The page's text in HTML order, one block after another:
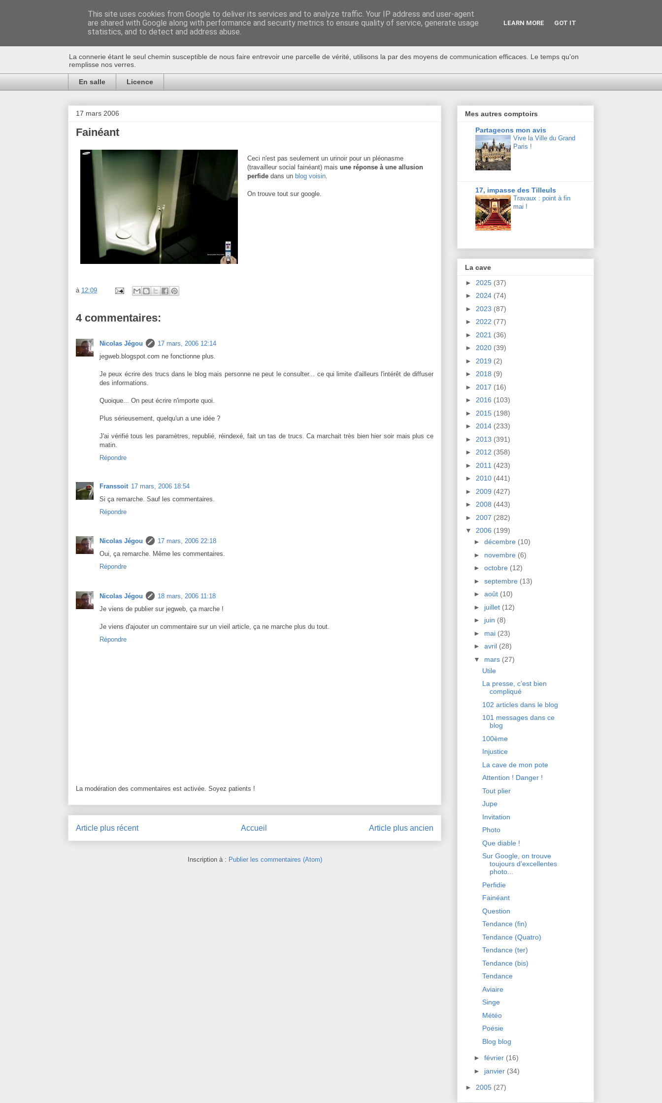
Au bistro !
La connerie étant le seul chemin susceptible de nous faire entrevoir une parcelle de vérité, utilisons la par des moyens de communication efficaces. Le temps qu'on
remplisse nos verres.
En salle Licence
17 mars 2006
Fainéant
Ceci n'est pas seulement un urinoir pour un pléonasme
(travailleur social fainéant) mais une réponse à une allusion
perfide dans un blog voisin
On trouve tout sur google.
à 12:09
4 commentaires:
Nicolas Jégou
17 mars, 2006 12:14
jegweb.blogspot.com ne fonctionne plus.
Je peux écrire des trucs dans le blog mais personne ne peut le consulter... ce qui limite d'ailleurs l'intérêt de diffuser
des informations.
Quoique... On peut écrire n'importe quoi.
Plus sérieusement, quelqu'un a une idée ?
J'ai vérifié tous les paramètres, republié, réindexé, fait un tas de trucs. Ca marchait très bien hier soir mais plus ce
matin.
Répondre
Franssoit 17 mars, 2006 18:54
Si ça remarche. Sauf les commentaires.
Répondre
Nicolas Jégou
17 mars, 2006 22:18
Oui, ça remarche. Même les commentaires.
Répondre
Nicolas Jégou
18 mars, 2006 11:18
Je viens de publier sur jegweb, ça marche !
Je viens d'ajouter un commentaire sur un vieil article, ça ne marche plus du tout.
Répondre
La modération des commentaires est activée. Soyez patients !
Article plus récent Article plus ancien
Accueil
Inscription à : Publier les commentaires (Atom)
Mes autres comptoirs
Partageons mon avis
Vive la Ville du Grand
Paris !
17, impasse des Tilleuls
Travaux : point à fin
mai !
La cave
► 2025 (37)
► 2024 (74)
► 2023 (87)
► 2022 (77)
► 2021 (36)
► 2020 (39)
► 2019 (2)
► 2018 (9)
► 2017 (16)
► 2016 (103)
► 2015 (198)
► 2014 (233)
► 2013 (391)
► 2012 (358)
► 2011 (423)
► 2010 (441)
► 2009 (427)
► 2008 (443)
► 2007 (282)
▼ 2006 (199)
► décembre (10)
► novembre (6)
► octobre (12)
► septembre (13)
► août (10)
► juillet (12)
► juin (8)
► mai (23)
► avril (28)
▼ mars (27)
Utile
La presse, c’est bien
compliqué
102 articles dans le blog
101 messages dans ce
blog
100ème
Injustice
La cave de mon pote
Attention ! Danger !
Tout plier
Jupe
Invitation
Photo
Que diable !
Sur Google, on trouve
toujours d'excellentes
photo...
Perfidie
Fainéant
Question
Tendance (fin)
Tendance (Quatro)
Tendance (ter)
Tendance (bis)
Tendance
Aviaire
Singe
Météo
Poésie
Blog blog
► février (16)
► janvier (34)
► 2005 (27)
This site uses cookies from Google to deliver its services and to analyze traffic. Your IP address and user-agent
are shared with Google along with performance and security metrics to ensure quality of service, generate usage
statistics, and to detect and address abuse.
LEARN MORE GOT IT